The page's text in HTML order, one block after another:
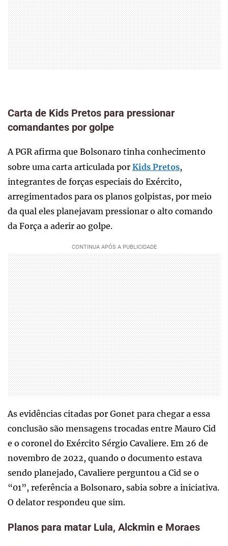
Carta de Kids Pretos para pressionar
comandantes por golpe
A PGR afirma que Bolsonaro tinha conhecimento
sobre uma carta articulada por Kids Pretos,
integrantes de forças especiais do Exército,
arregimentados para os planos golpistas, por meio
da qual eles planejavam pressionar o alto comando
da Força a aderir ao golpe.
As evidências citadas por Gonet para chegar a essa
conclusão são mensagens trocadas entre Mauro Cid
e o coronel do Exército Sérgio Cavaliere. Em 26 de
novembro de 2022, quando o documento estava
sendo planejado, Cavaliere perguntou a Cid se o
“01”, referência a Bolsonaro, sabia sobre a iniciativa.
O delator respondeu que sim.
Planos para matar Lula, Alckmin e Moraes